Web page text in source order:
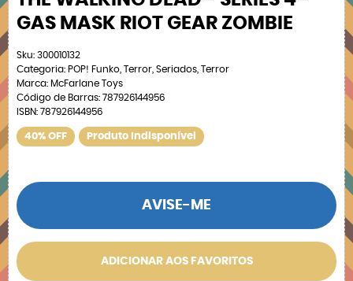
GAS MASK RIOT GEAR ZOMBIE
Sku: 300010132
Categoria: POP! Funko Terror Seriados
Terror
Marca: McFarlane Toys
Código de Barras: 787926144956
ISBN: 787926144956
40% OFF Produto Indisponível
AVISE-ME
ADICIONAR AOS FAVORITOS